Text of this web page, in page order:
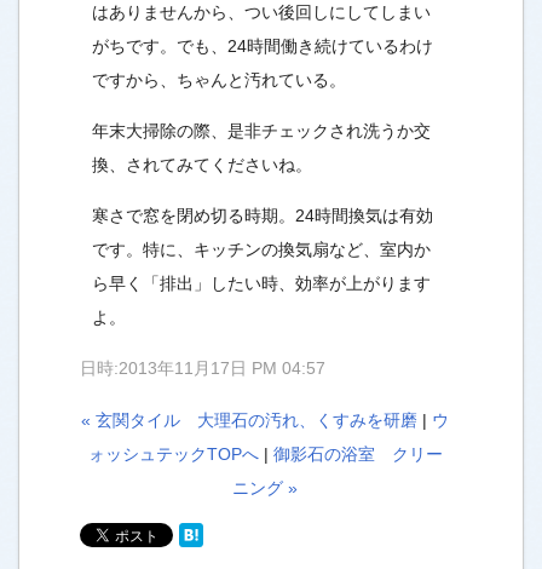
はありませんから、つい後回しにしてしまい
がちです。でも、24時間働き続けているわけ
ですから、ちゃんと汚れている。
年末大掃除の際、是非チェックされ洗うか交
換、されてみてくださいね。
寒さで窓を閉め切る時期。24時間換気は有効
です。特に、キッチンの換気扇など、室内か
ら早く「排出」したい時、効率が上がります
よ。
日時:2013年11月17日 PM 04:57
« 玄関タイル 大理石の汚れ、くすみを研磨 | ウ
ォッシュテックTOPへ| 御影石の浴室 クリー
ニング »